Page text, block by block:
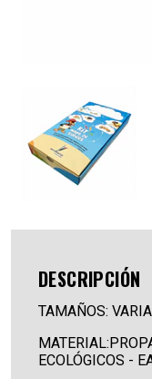
DESCRIPCIÓN
TAMAÑOS:
ECOLÓGICOS -